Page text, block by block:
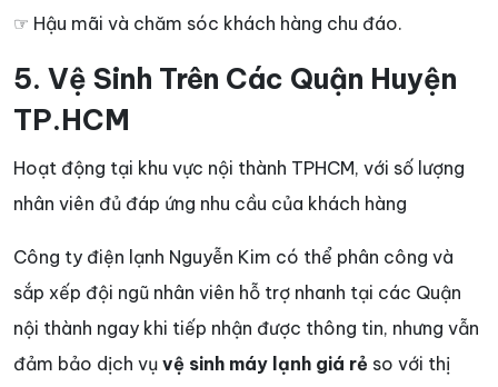
☞ Hậu mãi và chăm sóc khách hàng chu đáo.
5. Vệ Sinh Trên Các Quận Huyện
TP.HCM
Hoạt động tại khu vực nội thành TPHCM, với số lượng
nhân viên đủ đáp ứng nhu cầu của khách hàng
Công ty điện lạnh Nguyễn Kim có thể phân công và
sắp xếp đội ngũ nhân viên hỗ trợ nhanh tại các Quận
nội thành ngay khi tiếp nhận được thông tin, nhưng vẫn
đảm bảo dịch vụ vệ sinh máy lạnh giá rẻ so với thị